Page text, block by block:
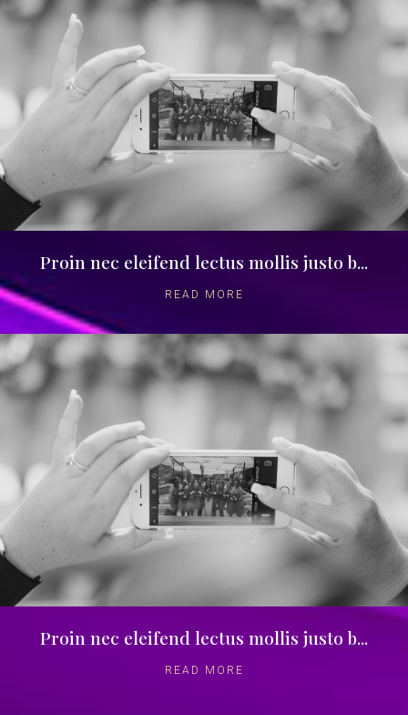
Proin nec eleifend lectus mollis justo b...
READ MORE
Proin nec eleifend lectus mollis justo b...
READ MORE